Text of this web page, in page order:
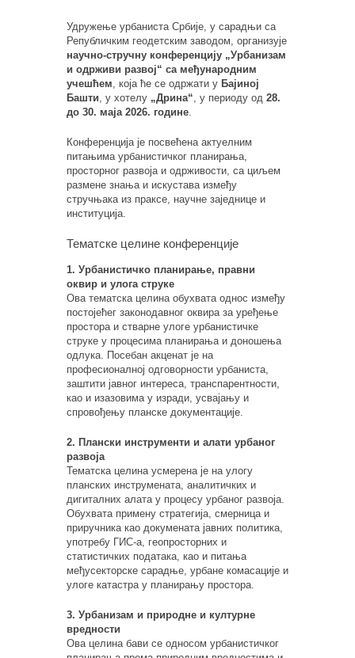
Удружење урбаниста Србије, у сарадњи са
Републичким геодетским заводом, организује
научно-стручну конференцију „Урбанизам
и одрживи развој“ са међународним
учешћем , која ће се одржати у Бајиној
Башти , у хотелу „Дрина“ , у периоду од 28.
до 30. маја 2026. године
Конференција је посвећена актуелним
питањима урбанистичког планирања,
просторног развоја и одрживости, са циљем
размене знања и искустава између
стручњака из праксе, научне заједнице и
институција.
Тематске целине конференције
1. Урбанистичко планирање, правни
оквир и улога струке
Ова тематска целина обухвата однос између
постојећег законодавног оквира за уређење
простора и стварне улоге урбанистичке
струке у процесима планирања и доношења
одлука. Посебан акценат је на
професионалној одговорности урбаниста,
заштити јавног интереса, транспарентности,
као и изазовима у изради, усвајању и
спровођењу планске документације.
2. Плански инструменти и алати урбаног
развоја
Тематска целина усмерена је на улогу
планских инструмената, аналитичких и
дигиталних алата у процесу урбаног развоја.
Обухвата примену стратегија, смерница и
приручника као докумената јавних политика,
употребу ГИС-а, геопросторних и
статистичких података, као и питања
међусекторске сарадње, урбане комасације и
улоге катастра у планирању простора.
3. Урбанизам и природне и културне
вредности
Ова целина бави се односом урбанистичког